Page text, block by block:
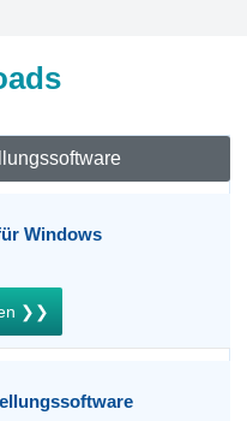
Windows
❯❯